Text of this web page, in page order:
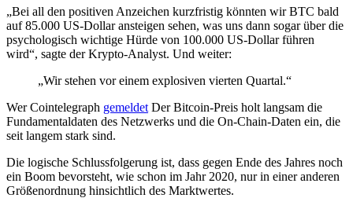
„Bei all den positiven Anzeichen kurzfristig könnten wir BTC bald
auf 85.000 US-Dollar ansteigen sehen, was uns dann sogar über die
psychologisch wichtige Hürde von 100.000 US-Dollar führen
wird“, sagte der Krypto-Analyst. Und weiter:
„Wir stehen vor einem explosiven vierten Quartal.“
Wer Cointelegraph gemeldet Der Bitcoin-Preis holt langsam die
Fundamentaldaten des Netzwerks und die On-Chain-Daten ein, die
seit langem stark sind.
Die logische Schlussfolgerung ist, dass gegen Ende des Jahres noch
ein Boom bevorsteht, wie schon im Jahr 2020, nur in einer anderen
Größenordnung hinsichtlich des Marktwertes.